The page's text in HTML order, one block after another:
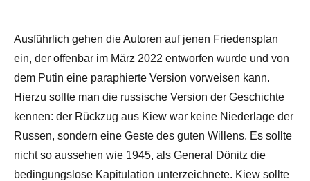
Ausführlich gehen die Autoren auf jenen Friedensplan
ein, der offenbar im März 2022 entworfen wurde und von
dem Putin eine paraphierte Version vorweisen kann.
Hierzu sollte man die russische Version der Geschichte
kennen: der Rückzug aus Kiew war keine Niederlage der
Russen, sondern eine Geste des guten Willens. Es sollte
nicht so aussehen wie 1945, als General Dönitz die
bedingungslose Kapitulation unterzeichnete. Kiew sollte